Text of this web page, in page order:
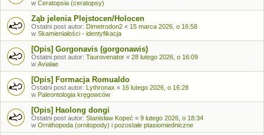
w Ceratopsia (ceratopsy)
Ząb jelenia Plejstocen/Holocen
Ostatni post autor: Dimetrodon2 « 15 marca 2026, o 16:58
w Skamieniałości - identyfikacja
[Opis] Gorgonavis (gorgonawis)
Ostatni post autor: Taurovenator « 28 lutego 2026, o 16:09
w Avialae
[Opis] Formacja Romualdo
Ostatni post autor: Lythronax « 16 lutego 2026, o 16:28
w Paleontologia kręgowców
[Opis] Haolong dongi
Ostatni post autor: Stanisław Kopeć « 9 lutego 2026, o 18:34
w Ornithopoda (ornitopody) i pozostałe ptasiomiedniczne